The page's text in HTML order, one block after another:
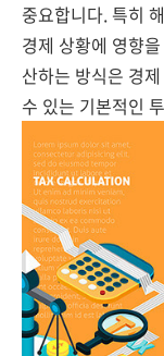
중요합니다. 특히
경제 상황에 영향
산하는 방식은 경
수 있는 기본적인